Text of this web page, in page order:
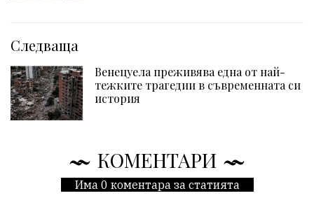
Следваща
Венецуела преживява една от най-
тежките трагедии в съвременната си
история
КОМЕНТАРИ
Има 0 коментара за статията